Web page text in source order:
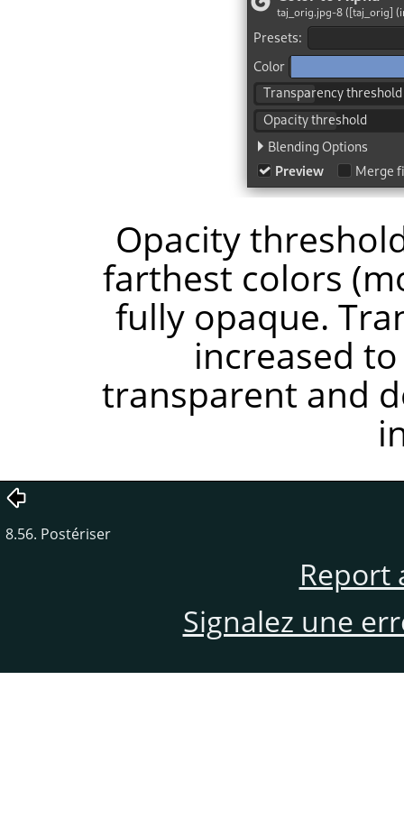
Opacity
farthest colors
fully opaque.
increased
transparent and
8.56. Postériser
Report
Signalez une